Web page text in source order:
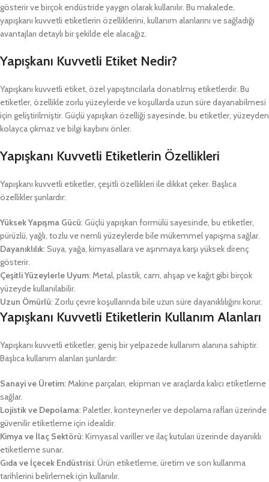
gösterir ve birçok endüstride yaygın olarak kullanılır. Bu makalede,
yapışkanı kuvvetli etiketlerin özelliklerini, kullanım alanlarını ve sağladığı
avantajları detaylı bir şekilde ele alacağız.
Yapışkanı Kuvvetli Etiket Nedir?
Yapışkanı kuvvetli etiket, özel yapıştırıcılarla donatılmış etiketlerdir. Bu
etiketler, özellikle zorlu yüzeylerde ve koşullarda uzun süre dayanabilmesi
için geliştirilmiştir. Güçlü yapışkan özelliği sayesinde, bu etiketler, yüzeyden
kolayca çıkmaz ve bilgi kaybını önler.
Yapışkanı Kuvvetli Etiketlerin Özellikleri
Yapışkanı kuvvetli etiketler, çeşitli özellikleri ile dikkat çeker. Başlıca
özellikler şunlardır:
Yüksek Yapışma Gücü: Güçlü yapışkan formülü sayesinde, bu etiketler,
pürüzlü, yağlı, tozlu ve nemli yüzeylerde bile mükemmel yapışma sağlar.
Dayanıklılık: Suya, yağa, kimyasallara ve aşınmaya karşı yüksek direnç
gösterir.
Çeşitli Yüzeylerle Uyum: Metal, plastik, cam, ahşap ve kağıt gibi birçok
yüzeyde kullanılabilir.
Uzun Ömürlü: Zorlu çevre koşullarında bile uzun süre dayanıklılığını korur.
Yapışkanı Kuvvetli Etiketlerin Kullanım Alanları
Yapışkanı kuvvetli etiketler, geniş bir yelpazede kullanım alanına sahiptir.
Başlıca kullanım alanları şunlardır:
Sanayi ve Üretim: Makine parçaları, ekipman ve araçlarda kalıcı etiketleme
sağlar.
Lojistik ve Depolama: Paletler, konteynerler ve depolama rafları üzerinde
güvenilir etiketleme için idealdir.
Kimya ve İlaç Sektörü: Kimyasal variller ve ilaç kutuları üzerinde dayanıklı
etiketleme sunar.
Gıda ve İçecek Endüstrisi: Ürün etiketleme, üretim ve son kullanma
tarihlerini belirlemek için kullanılır.